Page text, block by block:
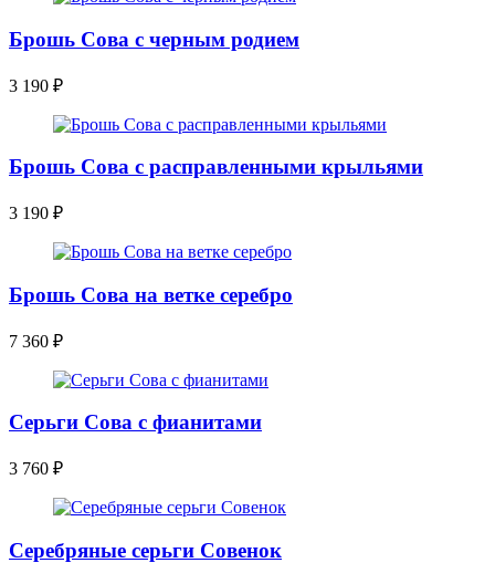
Брошь Сова с черным родием
3 190 ₽
Брошь Сова с расправленными крыльями
3 190 ₽
Брошь Сова на ветке серебро
7 360 ₽
Серьги Сова с фианитами
3 760 ₽
Серебряные серьги Совенок